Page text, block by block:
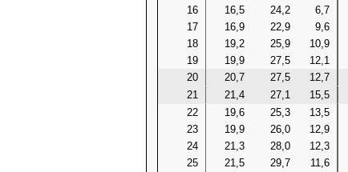
16
16,5 24,2 6,7
17
16,9 22,9 9,6
18
19,2 25,9 10,9
19
19,9 27,5 12,1
20
20,7 27,5 12,7
21
21,4 27,1 15,5
22
19,6 25,3 13,5
23
19,9 26,0 12,9
24
21,3 28,0 12,3
25
21,5 29,7 11,6